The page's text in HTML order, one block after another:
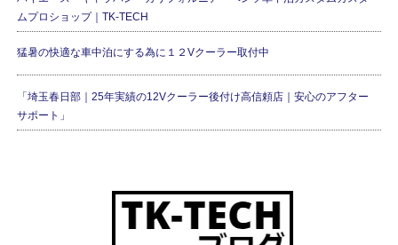
ムプロショップ｜TK-TECH
猛暑の快適な車中泊にする為に１２Vクーラー取付中
「埼玉春日部｜25年実績の12Vクーラー後付け高信頼店｜安心のアフター
サポート」